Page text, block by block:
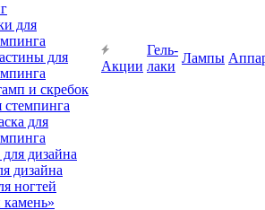
для
для
и скребок
стемпинга
для
дизайна
Акции
Гель-
лаки
Лампы